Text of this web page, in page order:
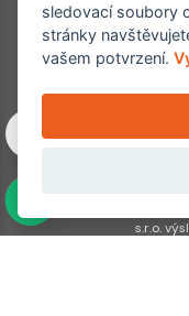
Copyright
Machkova
Všechna práva
s.r.o.
sledovací soubory
stránky
vašem potvrzení.